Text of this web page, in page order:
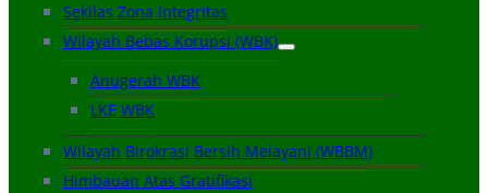
Sekilas Zona Integritas
Wilayah Bebas Korupsi (WBK)
Anugerah WBK
LKE WBK
Wilayah Birokrasi Bersih Melayani (WBBM)
Himbauan Atas Gratifikasi